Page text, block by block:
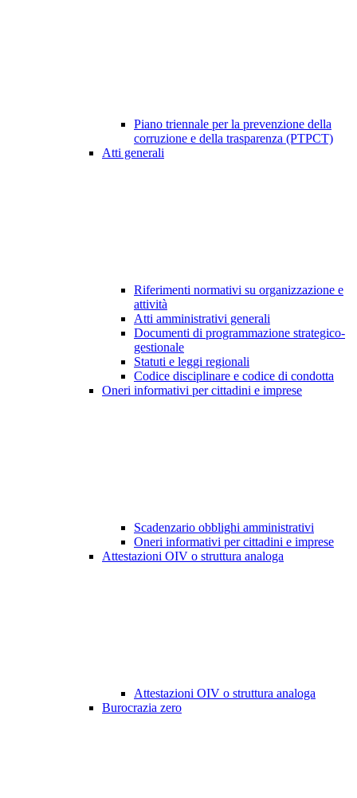
Piano triennale per la prevenzione della
corruzione e della trasparenza (PTPCT)
Atti generali
Riferimenti normativi su organizzazione e
attività
Atti amministrativi generali
Documenti di programmazione strategico-
gestionale
Statuti e leggi regionali
Codice disciplinare e codice di condotta
Oneri informativi per cittadini e imprese
Scadenzario obblighi amministrativi
Oneri informativi per cittadini e imprese
Attestazioni OIV o struttura analoga
Attestazioni OIV o struttura analoga
Burocrazia zero